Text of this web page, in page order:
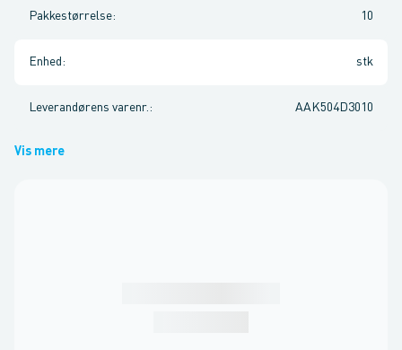
Pakkestørrelse: 10
Enhed : stk
Leverandørens varenr. : AAK504D3010
Vis mere